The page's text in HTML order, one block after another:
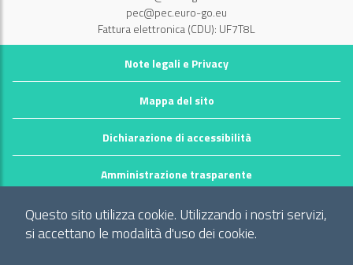
Questo sito utilizza cookie. Utilizzando i nostri servizi,
si accettano le modalità d'uso dei cookie.
pec@pec.euro-go.eu
Fattura elettronica (CDU): UF7T8L
Note legali e Privacy
Mappa del sito
Dichiarazione di accessibilità
Amministrazione trasparente
©2026 GECT GO / EZTS GO
Realizzato da infoFactory Web Agency.